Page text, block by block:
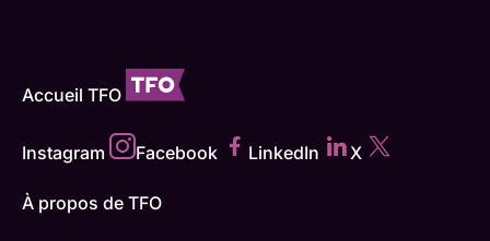
Accueil TFO
Instagram Facebook LinkedIn X
À propos de TFO